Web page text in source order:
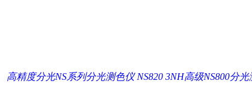
高精度分光NS系列分光测色仪 NS820 3NH高级NS800分光